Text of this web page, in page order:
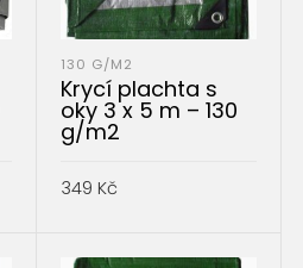
130 G/M2
Krycí plachta s
oky 3 x 5 m – 130
g/m2
349 Kč